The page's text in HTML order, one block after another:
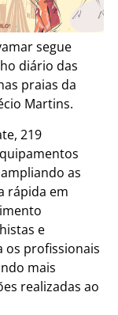
segue
diário das
praias da
Martins.
219
as
rápida em
e
os profissionais
mais
realizadas ao